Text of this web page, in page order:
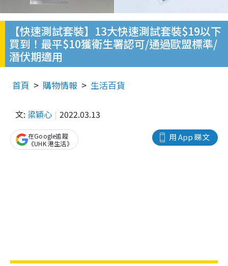
【快速測試套裝】13大快速測試套裝$19以下
買到！最平$10獲衛生署認可/通過歐盟標準/
潛伏期適用
首頁 購物情報 生活百貨
文: 梁穎心 2022.03.13
用 App 睇文
在Google追蹤
《UHK 港生活》